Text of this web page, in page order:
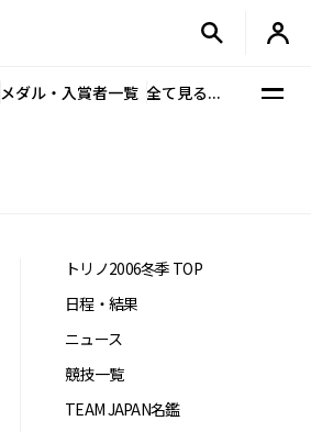
メダル・入賞者一覧 全て見る...
トリノ2006冬季 TOP
日程・結果
ニュース
競技一覧
TEAM JAPAN名鑑